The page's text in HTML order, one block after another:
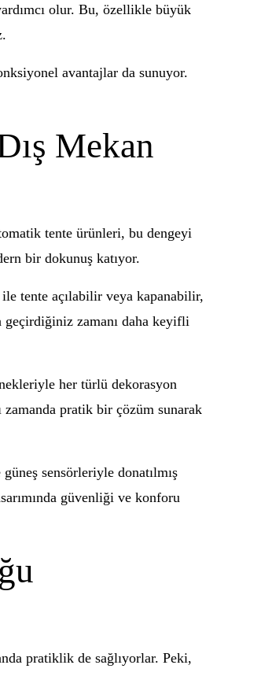
olur. Bu, özellikle büyük
avantajlar da sunuyor.
Mekan
tente ürünleri, bu dengeyi
bir dokunuş katıyor.
tente açılabilir veya kapanabilir,
geçirdiğiniz zamanı daha keyifli
her türlü dekorasyon
zamanda pratik bir çözüm sunarak
sensörleriyle donatılmış
güvenliği ve konforu
pratiklik de sağlıyorlar. Peki,